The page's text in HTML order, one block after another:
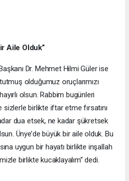
Aile Olduk”
Dr. Mehmet Hilmi Güler ise
olduğumuz oruçlarımızı
olsun. Rabbim bugünleri
birlikte iftar etme fırsatını
dua etsek, ne kadar şükretsek
Ünye’de büyük bir aile olduk. Bu
uygun bir hayatı birlikte inşallah
birlikte kucaklayalım” dedi.